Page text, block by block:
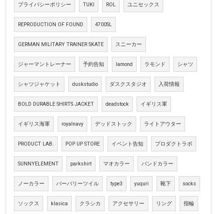
プライバシーポリシー TUKI ROL ユニセックス
REPRODUCTION OF FOUND 4700SL
GERMAN MILITARY TRAINER SKATE スニーカー
ジャーマントレーナー 予約告知 lamond ラモンド シャツ
シャツジャケット duskstudio ダスクスタジオ 入荷情報
BOLD DURABLE SHIRTS JACKET deadstock イギリス軍
イギリス海軍 royalnavy デッドストック ライトアウター
PRODUCT LAB. POP UP STORE イベント告知 プロダクトラボ
SUNNYELEMENT parkshirt マオカラー バンドカラー
ノーカラー バーバリーツイル type3 yuquri 靴下 socks
ソックス klasica クラシカ アクセサリー リング 指輪